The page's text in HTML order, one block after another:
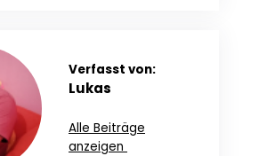
Verfasst von:
Lukas
Alle Beiträge
anzeigen